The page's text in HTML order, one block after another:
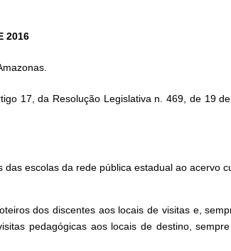
2016
17, da Resolução Legislativa n. 469, de 19
escolas da rede pública estadual ao acervo
dos discentes aos locais de visitas e,
pedagógicas aos locais de destino,